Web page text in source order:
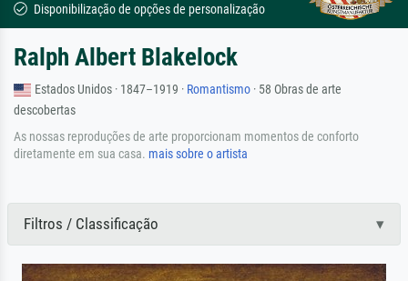
Disponibilização de opções de personalização
Ralph Albert Blakelock
Estados Unidos · 1847–1919 · Romantismo · 58 Obras de arte
descobertas
As nossas reproduções de arte proporcionam momentos de conforto
diretamente em sua casa. mais sobre o artista
Filtros / Classificação